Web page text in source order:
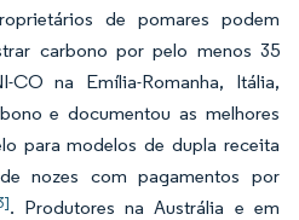
de pomares podem
carbono por pelo menos 35
CO na Emília-Romanha, Itália,
e documentou as melhores
para modelos de dupla receita
nozes com pagamentos por
. Produtores na Austrália e em